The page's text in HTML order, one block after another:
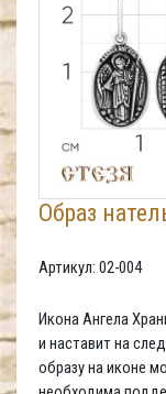
Образ
Артикул: 02-004
Икона Ангела
и наставит на
образу на иконе